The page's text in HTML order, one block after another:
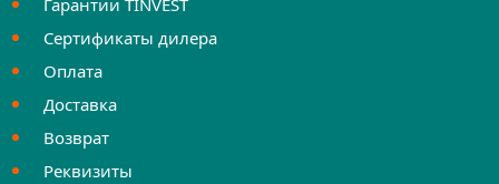
Сертификаты дилера
Оплата
Доставка
Возврат
Реквизиты